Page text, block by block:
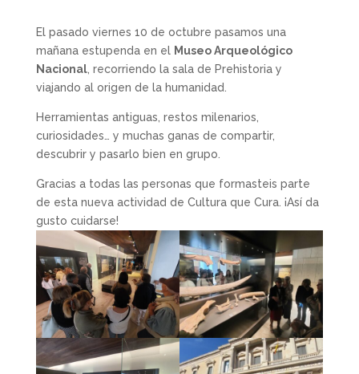
El pasado viernes 10 de octubre pasamos una
mañana estupenda en el Museo Arqueológico
Nacional, recorriendo la sala de Prehistoria y
viajando al origen de la humanidad.
Herramientas antiguas, restos milenarios,
curiosidades… y muchas ganas de compartir,
descubrir y pasarlo bien en grupo.
Gracias a todas las personas que formasteis parte
de esta nueva actividad de Cultura que Cura. ¡Así da
gusto cuidarse!